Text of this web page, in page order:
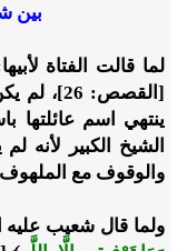
بين
لما قالت الفتاة
[القصص:
ينتهي اسم عائلتها
الشيخ الكبير لأنه
والوقوف مع
ولما قال شعيب عليه